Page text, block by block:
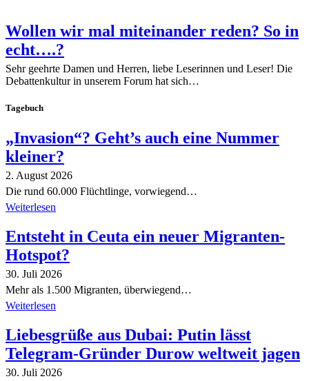
Wollen wir mal miteinander reden? So in
echt….?
Sehr geehrte Damen und Herren, liebe Leserinnen und Leser! Die
Debattenkultur in unserem Forum hat sich…
Tagebuch
„Invasion“? Geht’s auch eine Nummer
kleiner?
2. August 2026
Die rund 60.000 Flüchtlinge, vorwiegend…
Weiterlesen
Entsteht in Ceuta ein neuer Migranten-
Hotspot?
30. Juli 2026
Mehr als 1.500 Migranten, überwiegend…
Weiterlesen
Liebesgrüße aus Dubai: Putin lässt
Telegram-Gründer Durow weltweit jagen
30. Juli 2026